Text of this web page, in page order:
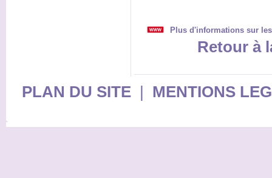
Plus d'informations sur
Retour à
PLAN DU SITE| MENTIONS